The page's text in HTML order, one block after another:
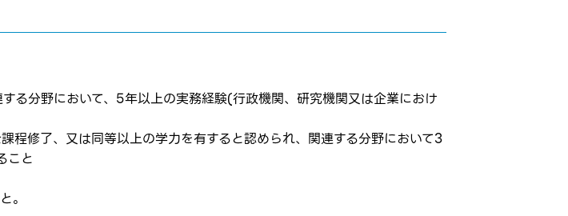
る分野において、5年以上の実務経験(行政機関、研究機関又は企業におけ
程修了、又は同等以上の学力を有すると認められ、関連する分野において3
こと
。